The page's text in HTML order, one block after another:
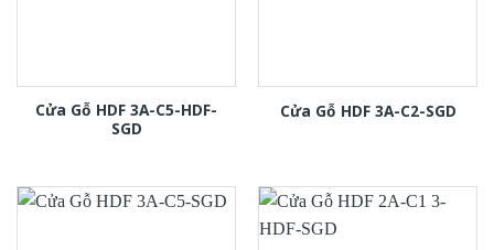
Cửa Gỗ HDF 3A-C5-HDF-
SGD
Cửa Gỗ HDF 3A-C2-SGD